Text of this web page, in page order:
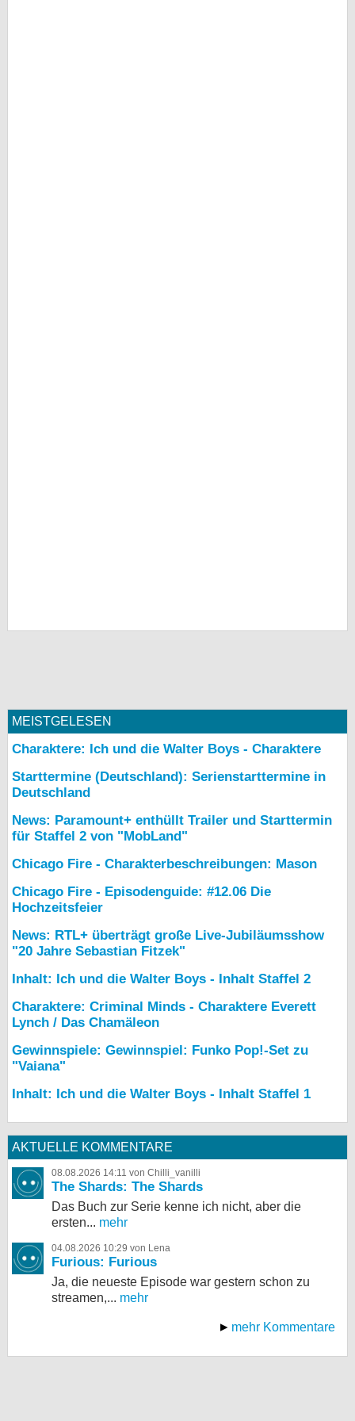
MEISTGELESEN
Charaktere: Ich und die Walter Boys - Charaktere
Starttermine (Deutschland): Serienstarttermine in
Deutschland
News: Paramount+ enthüllt Trailer und Starttermin
für Staffel 2 von "MobLand"
Chicago Fire - Charakterbeschreibungen: Mason
Chicago Fire - Episodenguide: #12.06 Die
Hochzeitsfeier
News: RTL+ überträgt große Live-Jubiläumsshow
"20 Jahre Sebastian Fitzek"
Inhalt: Ich und die Walter Boys - Inhalt Staffel 2
Charaktere: Criminal Minds - Charaktere Everett
Lynch / Das Chamäleon
Gewinnspiele: Gewinnspiel: Funko Pop!-Set zu
"Vaiana"
Inhalt: Ich und die Walter Boys - Inhalt Staffel 1
AKTUELLE KOMMENTARE
08.08.2026 14:11 von Chilli_vanilli
The Shards: The Shards
Das Buch zur Serie kenne ich nicht, aber die
ersten... mehr
04.08.2026 10:29 von Lena
Furious: Furious
Ja, die neueste Episode war gestern schon zu
streamen,... mehr
mehr Kommentare